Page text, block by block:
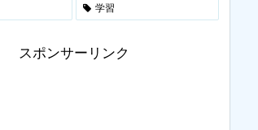
学習
スポンサーリンク